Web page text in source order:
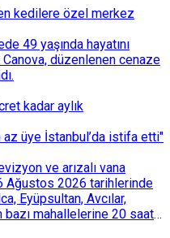
kedilere özel merkez
49 yaşında hayatını
düzenlenen cenaze
kadar aylık
az üye İstanbul’da istifa etti"
ve arızalı vana
Ağustos 2026 tarihlerinde
Eyüpsultan, Avcılar,
mahallelerine 20 saat